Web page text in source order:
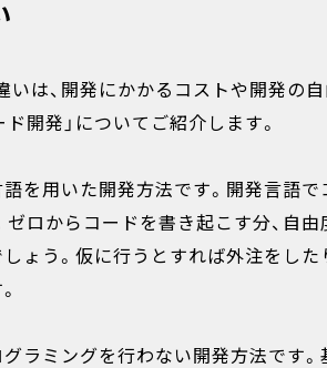
は、開発にかかるコストや開発の
開発」についてご紹介します。
を用いた開発方法です。開発言語
ロからコードを書き起こす分、自
ょう。仮に行うとすれば外注をし
ラミングを行わない開発方法です